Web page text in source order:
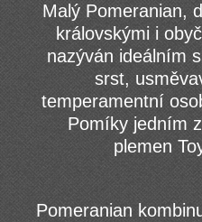
Malý Pomeranian,
královskými i
nazýván ideálním
srst,
temperamentní
Pomíky jedním
plemen
Pomeranian